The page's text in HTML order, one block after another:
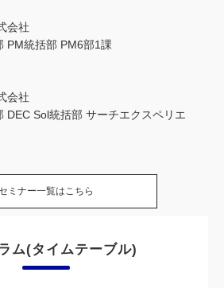
会社
PM統括部 PM6部1課
会社
DEC Sol統括部 サーチエクスペリエ
ミナー一覧はこちら
ム(タイムテーブル)